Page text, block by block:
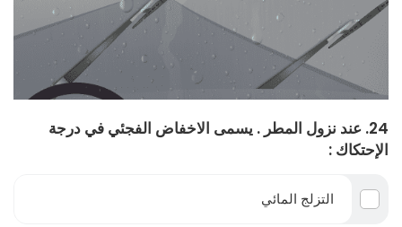
24. عند نزول المطر . يسمى الاخفاض الفجئي في درجة
الإحتكاك :
التزلج المائي